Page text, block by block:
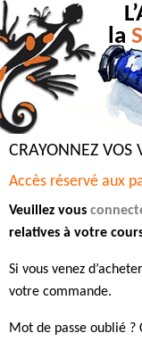
la S
CRAYONNEZ VOS
Accès réservé aux
Veuillez vous
relatives à votre
Si vous venez
votre commande.
Mot de passe oublié ?